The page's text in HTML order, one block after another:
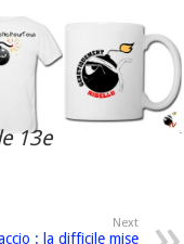
13e
Next
: la difficile mise